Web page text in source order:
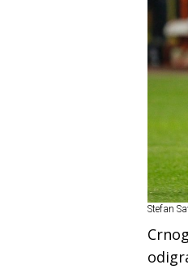
Stefan